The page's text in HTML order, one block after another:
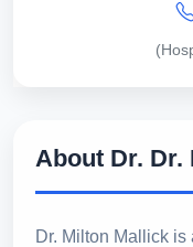
About Dr. Dr.
Dr. Milton Mallick